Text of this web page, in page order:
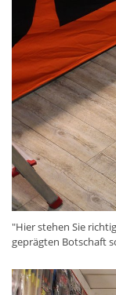
"Hier stehen Sie
geprägten Botschaft